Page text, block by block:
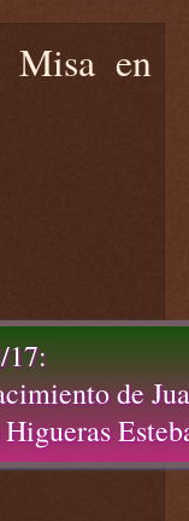
Misa en
17:
de